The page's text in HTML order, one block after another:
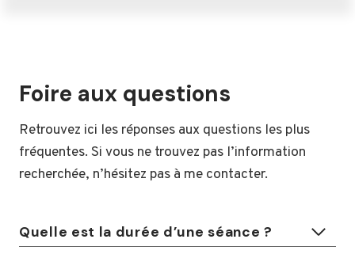
Foire aux questions
Retrouvez ici les réponses aux questions les plus
fréquentes. Si vous ne trouvez pas l’information
recherchée, n’hésitez pas à me contacter.
Quelle est la durée d’une séance ?